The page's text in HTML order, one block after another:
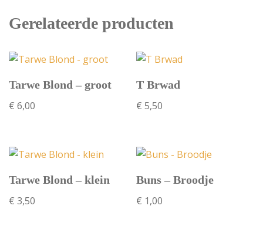
Gerelateerde producten
Tarwe Blond – groot
€ 6,00
T Brwad
€ 5,50
Tarwe Blond – klein
€ 3,50
Buns – Broodje
€ 1,00